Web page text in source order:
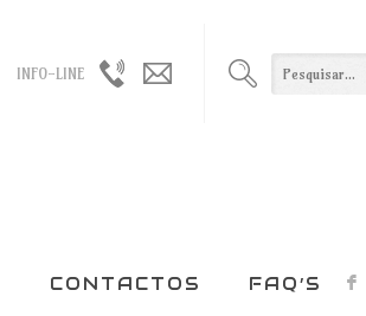
F
INFO-LINE
965021330geral@duxxi.org
CONTACTOS FAQ’S